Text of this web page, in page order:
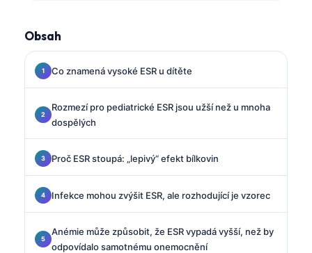
Obsah
Co znamená vysoké ESR u dítěte
Rozmezí pro pediatrické ESR jsou užší než u mnoha
dospělých
Proč ESR stoupá: „lepivý“ efekt bílkovin
Infekce mohou zvýšit ESR, ale rozhodující je vzorec
Anémie může způsobit, že ESR vypadá vyšší, než by
odpovídalo samotnému onemocnění